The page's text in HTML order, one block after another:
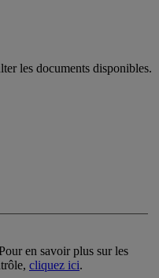
les documents disponibles.
en savoir plus sur les
cliquez ici.